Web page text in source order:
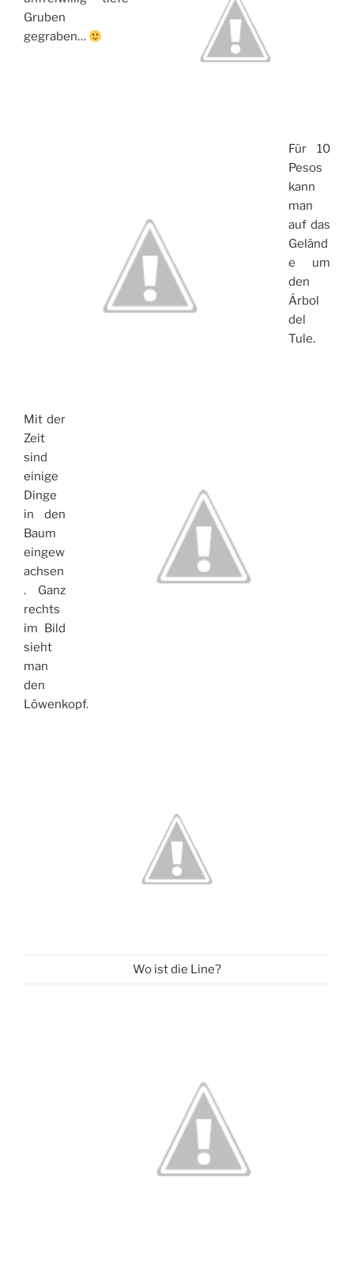
Gruben
gegraben…
Für 10
Pesos
kann
man
auf das
Geländ
e um
den
Árbol
del
Tule.
Mit der
Zeit
sind
einige
Dinge
in den
Baum
eingew
achsen
. Ganz
rechts
im Bild
sieht
man
den
Löwenkopf.
Wo ist die Line?